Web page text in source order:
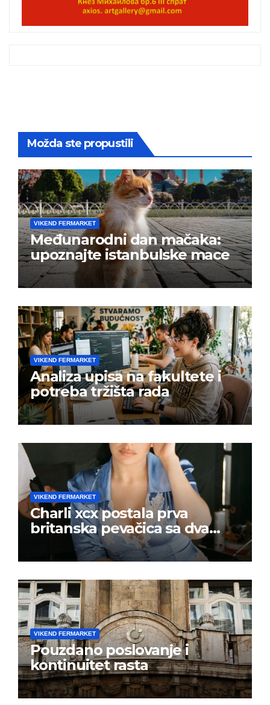
Možda ste propustili
VIKEND FERMARKET
Međunarodni dan mačaka:
upoznajte istanbulske mace
VIKEND FERMARKET
Analiza upisa na fakultete i
potreba tržišta rada
VIKEND FERMARKET
Charli xcx postala prva
britanska pevačica sa dva
albuma na prvom mestu u
istoj kalendarskoj godini
VIKEND FERMARKET
Pouzdano poslovanje i
kontinuitet rasta